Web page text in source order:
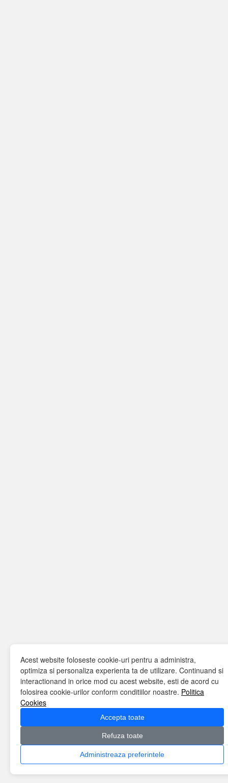
Acest website foloseste cookie-uri pentru a administra,
optimiza si personaliza experienta ta de utilizare. Continuand si
interactionand in orice mod cu acest website, esti de acord cu
folosirea cookie-urilor conform conditiilor noastre. Politica
Cookies
Accepta toate
Refuza toate
Administreaza preferintele